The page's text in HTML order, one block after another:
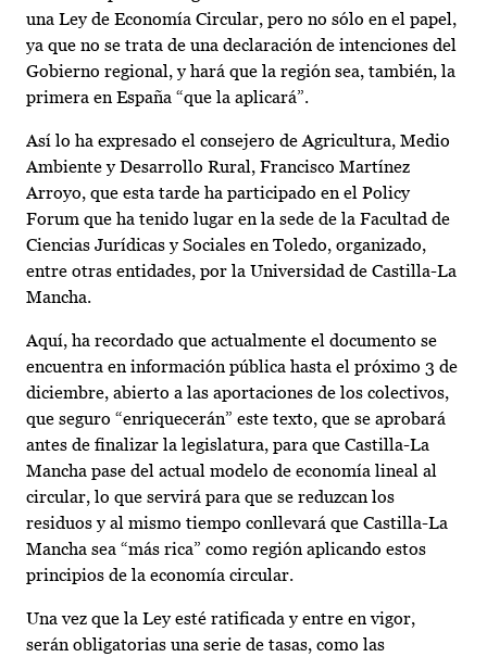
una Ley de Economía Circular, pero no sólo en el papel,
ya que no se trata de una declaración de intenciones del
Gobierno regional, y hará que la región sea, también, la
primera en España “que la aplicará”.
Así lo ha expresado el consejero de Agricultura, Medio
Ambiente y Desarrollo Rural, Francisco Martínez
Arroyo, que esta tarde ha participado en el Policy
Forum que ha tenido lugar en la sede de la Facultad de
Ciencias Jurídicas y Sociales en Toledo, organizado,
entre otras entidades, por la Universidad de Castilla-La
Mancha.
Aquí, ha recordado que actualmente el documento se
encuentra en información pública hasta el próximo 3 de
diciembre, abierto a las aportaciones de los colectivos,
que seguro “enriquecerán” este texto, que se aprobará
antes de finalizar la legislatura, para que Castilla-La
Mancha pase del actual modelo de economía lineal al
circular, lo que servirá para que se reduzcan los
residuos y al mismo tiempo conllevará que Castilla-La
Mancha sea “más rica” como región aplicando estos
principios de la economía circular.
Una vez que la Ley esté ratificada y entre en vigor,
serán obligatorias una serie de tasas, como las